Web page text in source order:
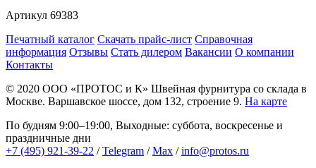
Артикул 69383
Печатный каталог Скачать прайс-лист Справочная
информация Отзывы Стать дилером Вакансии О компании
Контакты
© 2020 ООО «ПРОТОС и К» Швейная фурнитура со склада в
Москве. Варшавское шоссе, дом 132, строение 9. На карте
По будням 9:00–19:00, Выходные: суббота, воскресенье и
праздничные дни
+7 (495) 921-39-22 /Telegram /Max /info@protos.ru